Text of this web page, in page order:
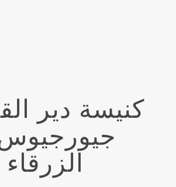
كنيسة دير
الزرقاء